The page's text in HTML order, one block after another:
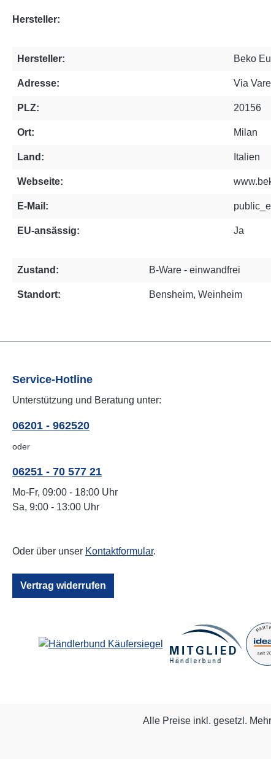
Hersteller:
Hersteller: Beko
Adresse: Via
PLZ: 20156
Ort: Milan
Land: Italien
Webseite:
E-Mail:
EU-ansässig: Ja
Zustand: B-Ware - einwandfrei
Standort: Bensheim, Weinheim
Service-Hotline
Unterstützung und Beratung unter:
06201 - 962520
oder
06251 - 70 577 21
Mo-Fr, 09:00 - 18:00 Uhr
Sa, 9:00 - 13:00 Uhr
Oder über unser Kontaktformular.
Vertrag widerrufen
Alle Preise inkl. gesetzl.